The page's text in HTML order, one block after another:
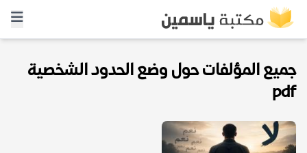
جميع المؤلفات حول وضع الحدود الشخصية
pdf